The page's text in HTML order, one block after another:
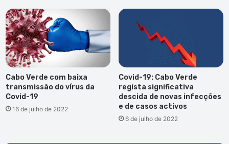
Cabo Verde com baixa
transmissão do vírus da
Covid-19
16 de julho de 2022
Covid-19: Cabo Verde
regista significativa
descida de novas infecções
e de casos activos
6 de julho de 2022